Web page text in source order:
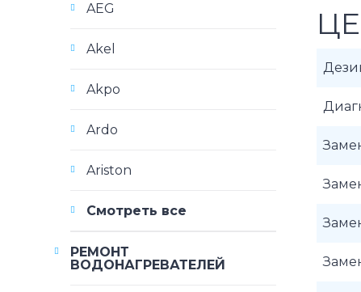
AEG
Akel
Akpo
Ardo
Ariston
Смотреть все
РЕМОНТ
ВОДОНАГРЕВАТЕЛЕЙ